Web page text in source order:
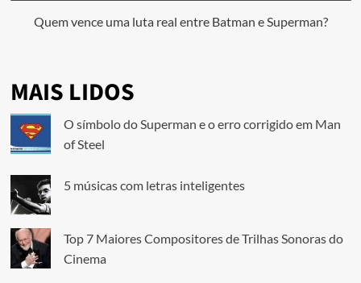
Quem vence uma luta real entre Batman e Superman?
MAIS LIDOS
O símbolo do Superman e o erro corrigido em Man
of Steel
5 músicas com letras inteligentes
Top 7 Maiores Compositores de Trilhas Sonoras do
Cinema